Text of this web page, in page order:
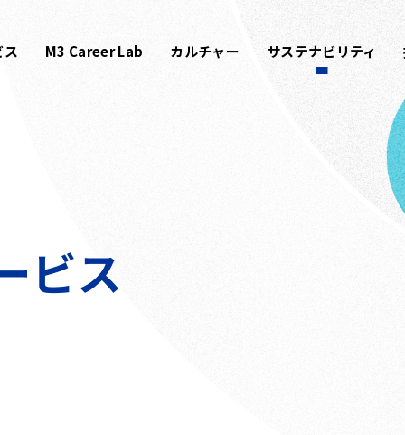
ス M3 Career Lab カルチャー サステナビリティ
ビス